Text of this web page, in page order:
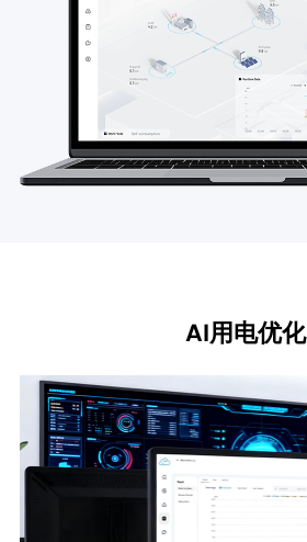
AI用电优化